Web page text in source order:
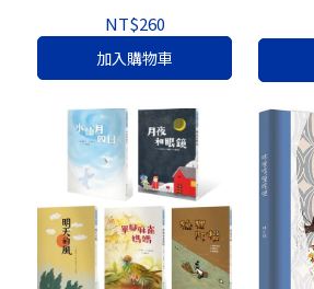
NT$260
加入購物車